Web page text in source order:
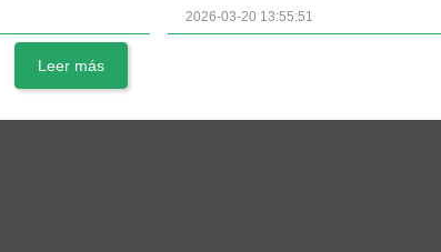
Leer más
2026-03-20 13:55:51